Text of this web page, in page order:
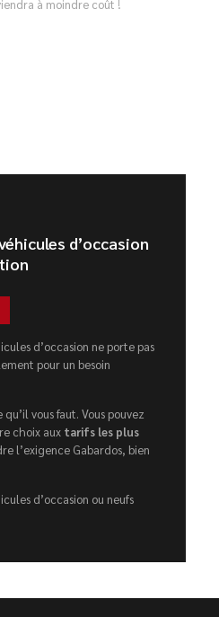
à moindre coût !
d’occasion
d’occasion ne porte pas
pour un besoin
vous faut. Vous pouvez
choix aux tarifs les plus
l’exigence Gabardos, bien
d’occasion ou neufs